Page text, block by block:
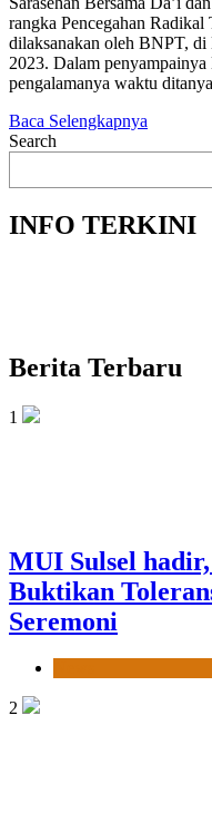
rangka Pencegahan
dilaksanakan oleh BNPT,
2023. Dalam
pengalamanya waktu
Baca Selengkapnya
Search
INFO TERKINI
Berita Terbaru
1
MUI Sulsel
Buktikan
Seremoni
2